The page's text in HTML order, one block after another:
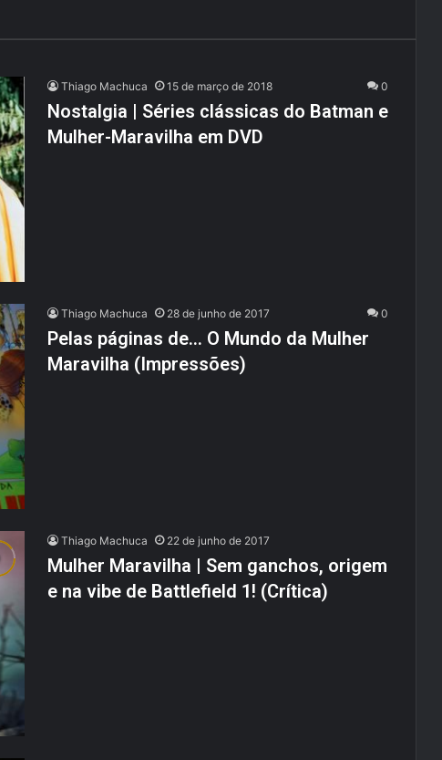
Thiago Machuca 15 de março de 2018 0
Nostalgia | Séries clássicas do Batman e
Mulher-Maravilha em DVD
Thiago Machuca 28 de junho de 2017 0
Pelas páginas de… O Mundo da Mulher
Maravilha (Impressões)
Thiago Machuca 22 de junho de 2017
Mulher Maravilha | Sem ganchos, origem
e na vibe de Battlefield 1! (Crítica)